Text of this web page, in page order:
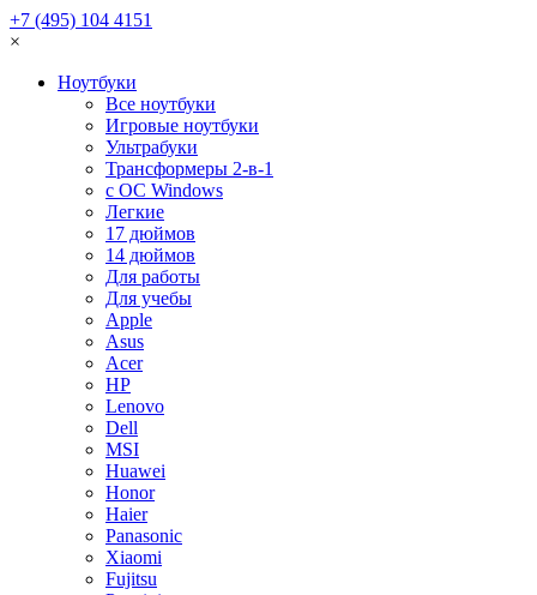
+7 (495) 104 4151
×
Ноутбуки
Все ноутбуки
Игровые ноутбуки
Ультрабуки
Трансформеры 2-в-1
с ОС Windows
Легкие
17 дюймов
14 дюймов
Для работы
Для учебы
Apple
Asus
Acer
HP
Lenovo
Dell
MSI
Huawei
Honor
Haier
Panasonic
Xiaomi
Fujitsu